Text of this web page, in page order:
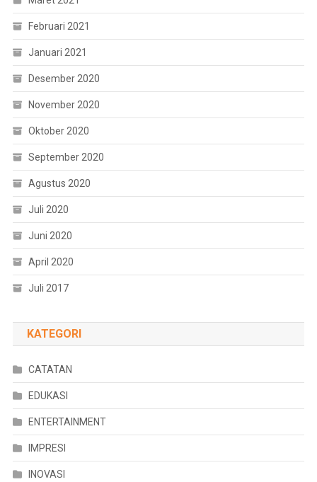
Februari 2021
Januari 2021
Desember 2020
November 2020
Oktober 2020
September 2020
Agustus 2020
Juli 2020
Juni 2020
April 2020
Juli 2017
KATEGORI
CATATAN
EDUKASI
ENTERTAINMENT
IMPRESI
INOVASI